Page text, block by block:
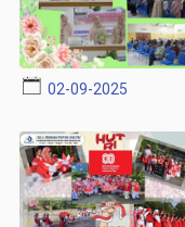
02-09-2025